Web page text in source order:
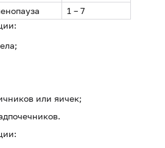
1 – 7
или яичек;